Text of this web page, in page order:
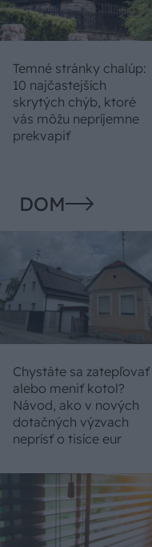
Temné stránky chalúp:
10 najčastejších
skrytých chýb, ktoré
vás môžu nepríjemne
prekvapiť
DOM
Chystáte sa zatepľovať
alebo meniť kotol?
Návod, ako v nových
dotačných výzvach
neprísť o tisíce eur